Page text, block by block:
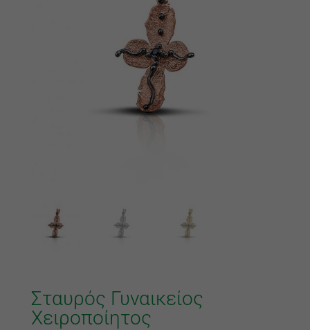
Σταυρός Γυναικείος
Χειροποίητος